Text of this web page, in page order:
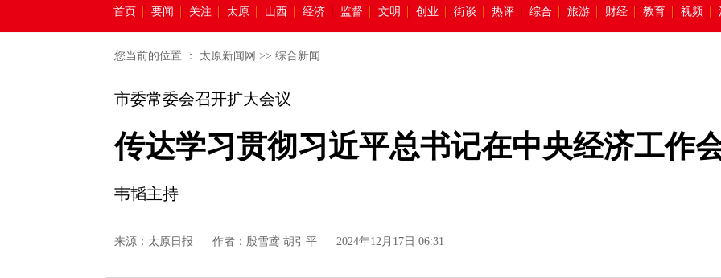
首页 要闻 关注 太原 山西 经济 监督 文明 创业 街谈 热评 综合 旅游 财经 教育 视频
您当前的位置 ： 太原新闻网 >> 综合新闻
市委常委会召开扩大会议
传达学习贯彻习近平总书记在中央经济工作
韦韬主持
来源： 太原日报 作者：殷雪鸢 胡引平 2024年12月17日 06:31